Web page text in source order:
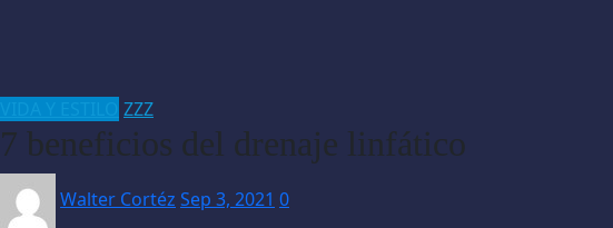
ZZZ
7 beneficios del drenaje linfático
Walter Cortéz Sep 3, 2021 0